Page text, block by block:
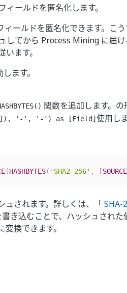
ールドを匿名化します。
ールドを匿名化できます。こ
してから Process Mining に届
ます。
ます。
関数を追加します。の
'-', '-') as [Field] 使用し
(HASHBYTES( 'SHA2_256' , [
ュされます。詳しくは、「SHA-2
き込むことで、ハッシュされ
換できます。